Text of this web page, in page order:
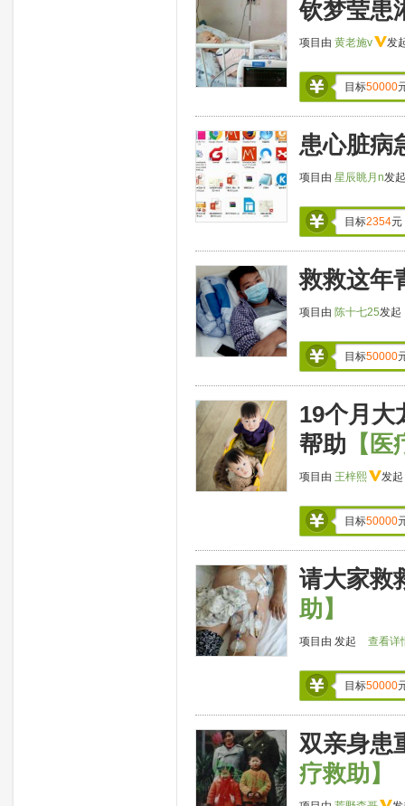
钦梦莹患
项目由 黄老施v 发
目标50000
患心脏病
项目由 星辰眺月n发
目标2354元
救救这年
项目由 陈十七25发起
目标50000
19个月大
帮助 【
项目由 王梓熙 发起
目标50000
请大家救
助】
项目由 发起 查看详
目标50000
双亲身患
疗救助】